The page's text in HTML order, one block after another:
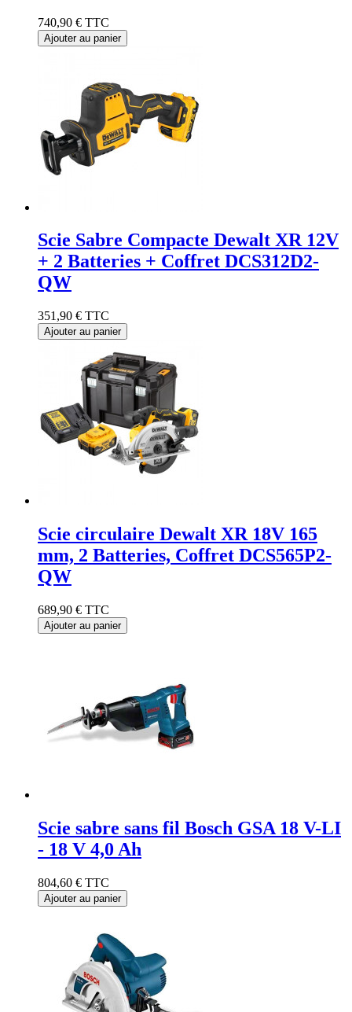
740,90 € TTC
Ajouter au panier
Scie Sabre Compacte Dewalt XR 12V
+ 2 Batteries + Coffret DCS312D2-
QW
351,90 € TTC
Ajouter au panier
Scie circulaire Dewalt XR 18V 165
mm, 2 Batteries, Coffret DCS565P2-
QW
689,90 € TTC
Ajouter au panier
Scie sabre sans fil Bosch GSA 18 V-LI
- 18 V 4,0 Ah
804,60 € TTC
Ajouter au panier